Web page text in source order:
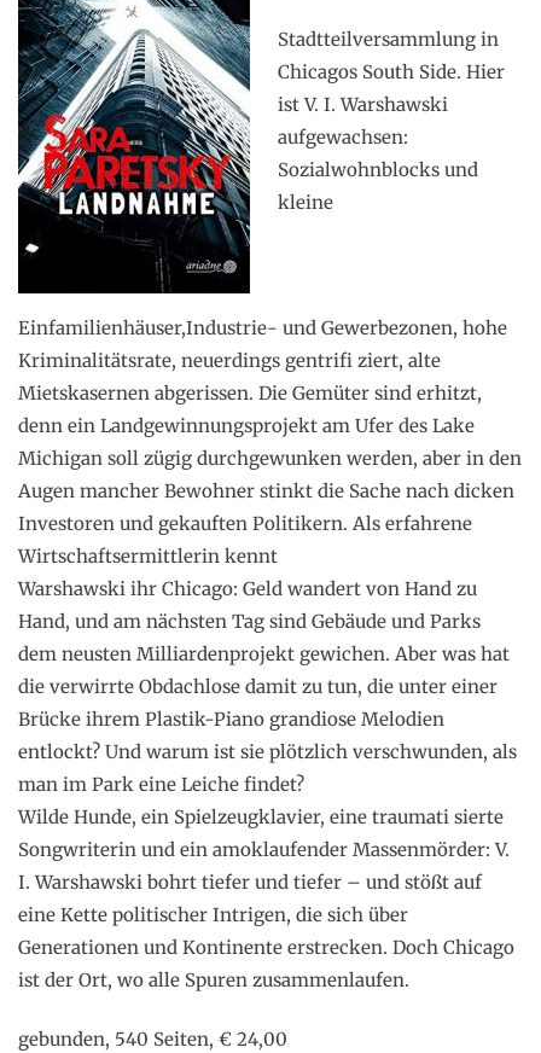
Stadtteilversammlung in
Chicagos South Side. Hier
ist V. I. Warshawski
aufgewachsen:
Sozialwohnblocks und
kleine
Einfamilienhäuser,Industrie- und Gewerbezonen, hohe
Kriminalitätsrate, neuerdings gentrifi ziert, alte
Mietskasernen abgerissen. Die Gemüter sind erhitzt,
denn ein Landgewinnungsprojekt am Ufer des Lake
Michigan soll zügig durchgewunken werden, aber in den
Augen mancher Bewohner stinkt die Sache nach dicken
Investoren und gekauften Politikern. Als erfahrene
Wirtschaftsermittlerin kennt
Warshawski ihr Chicago: Geld wandert von Hand zu
Hand, und am nächsten Tag sind Gebäude und Parks
dem neusten Milliardenprojekt gewichen. Aber was hat
die verwirrte Obdachlose damit zu tun, die unter einer
Brücke ihrem Plastik-Piano grandiose Melodien
entlockt? Und warum ist sie plötzlich verschwunden, als
man im Park eine Leiche findet?
Wilde Hunde, ein Spielzeugklavier, eine traumati sierte
Songwriterin und ein amoklaufender Massenmörder: V.
I. Warshawski bohrt tiefer und tiefer – und stößt auf
eine Kette politischer Intrigen, die sich über
Generationen und Kontinente erstrecken. Doch Chicago
ist der Ort, wo alle Spuren zusammenlaufen.
gebunden, 540 Seiten, € 24,00